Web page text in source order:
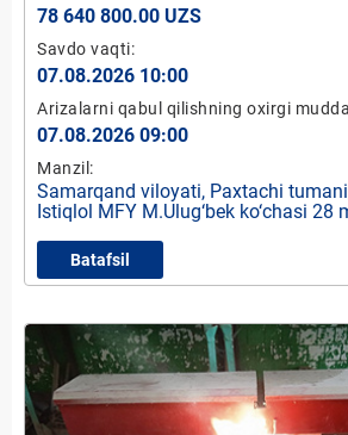
78 640 800.00 UZS
Savdo vaqti:
07.08.2026 10:00
Arizalarni qabul qilishning oxirgi
07.08.2026 09:00
Manzil:
Samarqand viloyati, Paxtachi
Istiqlol MFY M.Ulug‘bek ko‘chasi 28
Batafsil